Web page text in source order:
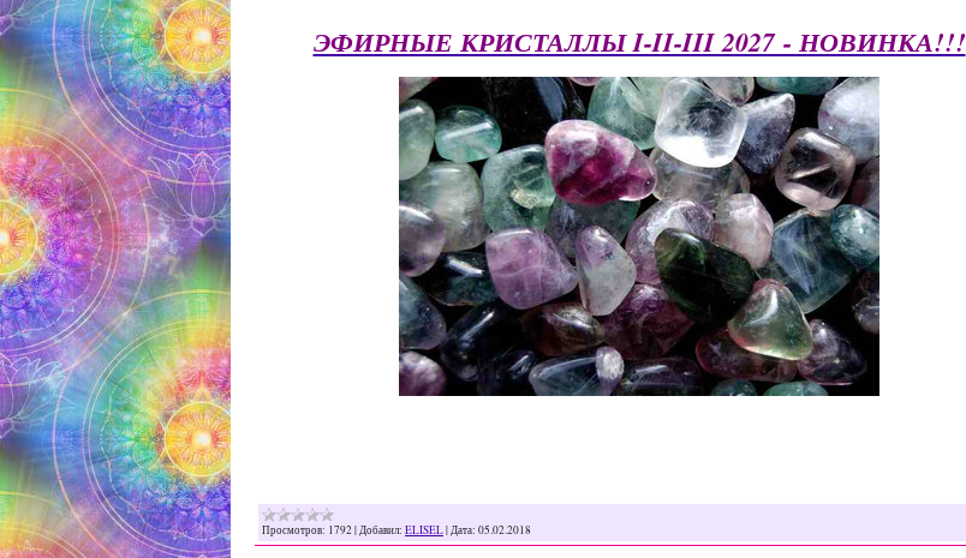
ЭФИРНЫЕ КРИСТАЛЛЫ I-II-III 2027 - НОВИНКА!!!
Просмотров: 1792|Добавил: ELISEL|Дата: 05.02.2018